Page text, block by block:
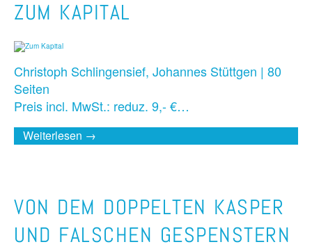
ZUM KAPITAL
Christoph Schlingensief, Johannes Stüttgen | 80
Seiten
Preis incl. MwSt.: reduz. 9,- €…
Weiterlesen →
VON DEM DOPPELTEN KASPER
UND FALSCHEN GESPENSTERN